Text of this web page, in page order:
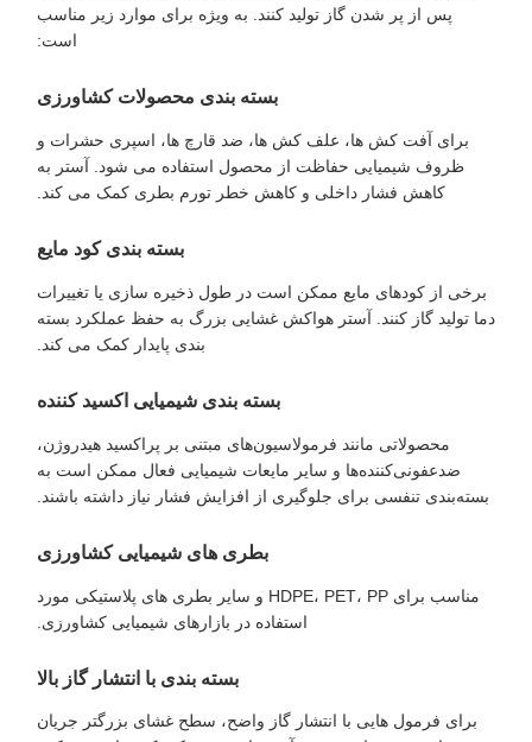
پس از پر شدن گاز تولید کنند. به ویژه برای موارد زیر مناسب
است:
بسته بندی محصولات کشاورزی
برای آفت کش ها، علف کش ها، ضد قارچ ها، اسپری حشرات و
ظروف شیمیایی حفاظت از محصول استفاده می شود. آستر به
کاهش فشار داخلی و کاهش خطر تورم بطری کمک می کند.
بسته بندی کود مایع
برخی از کودهای مایع ممکن است در طول ذخیره سازی یا تغییرات
دما تولید گاز کنند. آستر هواکش غشایی بزرگ به حفظ عملکرد بسته
بندی پایدار کمک می کند.
بسته بندی شیمیایی اکسید کننده
محصولاتی مانند فرمولاسیون‌های مبتنی بر پراکسید هیدروژن،
ضدعفونی‌کننده‌ها و سایر مایعات شیمیایی فعال ممکن است به
بسته‌بندی تنفسی برای جلوگیری از افزایش فشار نیاز داشته باشند.
بطری های شیمیایی کشاورزی
مناسب برای HDPE، PET، PP و سایر بطری های پلاستیکی مورد
استفاده در بازارهای شیمیایی کشاورزی.
بسته بندی با انتشار گاز بالا
برای فرمول هایی با انتشار گاز واضح، سطح غشای بزرگتر جریان